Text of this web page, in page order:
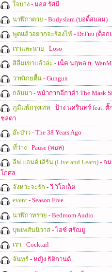
ใจบาง- มอส รัศมี
นาฬิกาตาย - Bodyslam (บอดี้สแลม)
พูดแล้วอยากจะร้องไห้ - Dr.Fuu (ด็อก
เราและนาย - Loso
สิลืมเขาแล้วล่ะ - เน็ค นฤพล ft.
วาฬเกยตื้น- Gungun
กลับมา - หน้ากากอีกาดำ The Mask
ภูมิแพ้กรุงเทพ - ป้าง นครินทร์ feat. ตั๊
ชลดา
อ๊ะป่าว- The 38 Years Ago
ที่ว่าง- Pause (พอส)
ลีฟ แอนด์ เลิร์น (Live and Learn)- กม
โกศล
จังหวะจะรัก - วี วิโอเล็ต
event- Season Five
นาฬิกาทราย - Bedroom Audio
บุพเพสันนิวาส- ไอซ์ ศรัณยู
เรา - Cocktail
จันทร์- หญิง ธิติกานต์